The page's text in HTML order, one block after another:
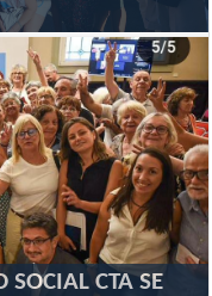
SOCIAL CTA SE